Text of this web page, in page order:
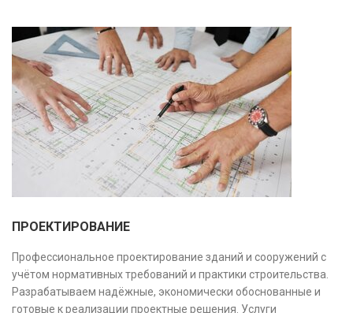
ПРОЕКТИРОВАНИЕ
Профессиональное проектирование зданий и сооружений с
учётом нормативных требований и практики строительства.
Разрабатываем надёжные, экономически обоснованные и
готовые к реализации проектные решения. Услуги